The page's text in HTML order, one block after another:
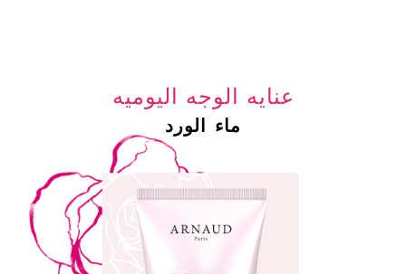
عنايه الوجه اليوميه
ماء الورد